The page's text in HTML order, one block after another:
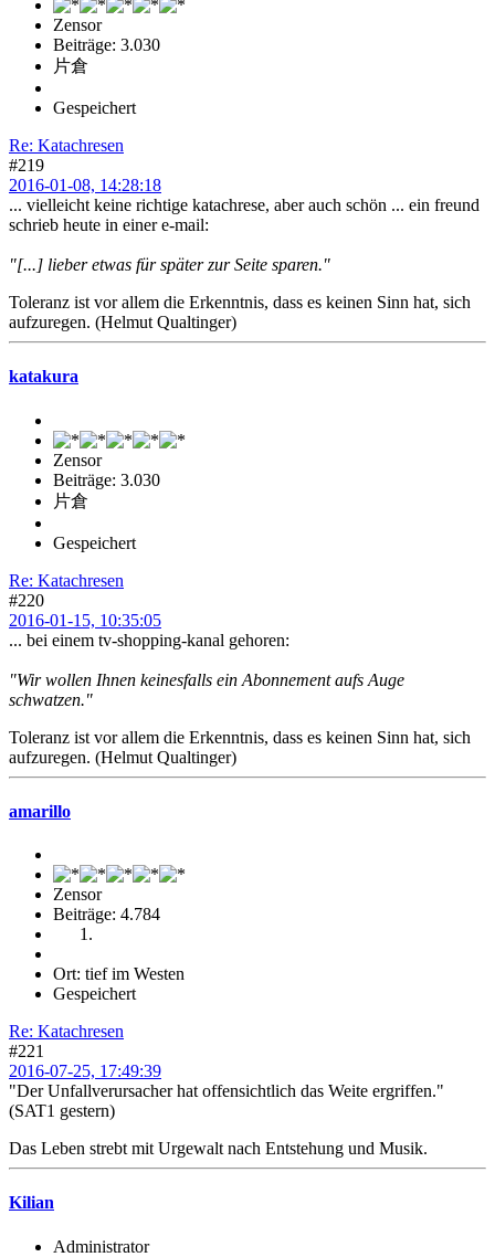
Zensor
Beiträge: 3.030
片倉
Gespeichert
Re: Katachresen
#219
2016-01-08, 14:28:18
... vielleicht keine richtige katachrese, aber auch schön ... ein freund
schrieb heute in einer e-mail:
"[...] lieber etwas für später zur Seite sparen."
Toleranz ist vor allem die Erkenntnis, dass es keinen Sinn hat, sich
aufzuregen. (Helmut Qualtinger)
katakura
Zensor
Beiträge: 3.030
片倉
Gespeichert
Re: Katachresen
#220
2016-01-15, 10:35:05
... bei einem tv-shopping-kanal gehoren:
"Wir wollen Ihnen keinesfalls ein Abonnement aufs Auge
schwatzen."
Toleranz ist vor allem die Erkenntnis, dass es keinen Sinn hat, sich
aufzuregen. (Helmut Qualtinger)
amarillo
Zensor
Beiträge: 4.784
Ort: tief im Westen
Gespeichert
Re: Katachresen
#221
2016-07-25, 17:49:39
"Der Unfallverursacher hat offensichtlich das Weite ergriffen."
(SAT1 gestern)
Das Leben strebt mit Urgewalt nach Entstehung und Musik.
Kilian
Administrator